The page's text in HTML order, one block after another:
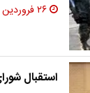
۲۶ فروردین ۱۴۰۵
استقبال